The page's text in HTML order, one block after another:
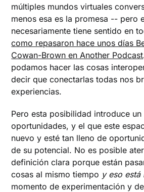
múltiples mundos virtuales
menos esa es la promesa -- pero
necesariamente tiene sentido en
como repasaron hace unos días
Cowan-Brown en Another Podcast
podamos hacer las cosas
decir que conectarlas todas nos
experiencias.
Pero esta posibilidad introduce
oportunidades, y el que este
nuevo y esté tan lleno de
de su potencial. No es posible
definición clara porque están
cosas al mismo tiempo y eso está
momento de experimentación y